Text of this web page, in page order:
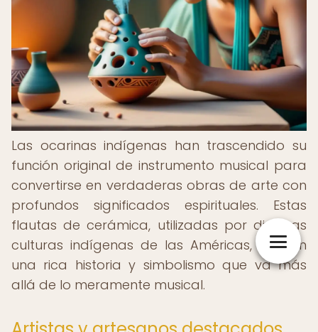
Las ocarinas indígenas han trascendido su
función original de instrumento musical para
convertirse en verdaderas obras de arte con
profundos significados espirituales. Estas
flautas de cerámica, utilizadas por diversas
culturas indígenas de las Américas, poseen
una rica historia y simbolismo que va más
allá de lo meramente musical.